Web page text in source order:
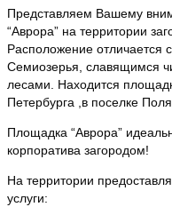
Представляем Вашему
“Аврора” на территории
Расположение отличается
Семиозерья, славящимся
лесами. Находится
Петербурга ,в поселке
Площадка “Аврора”
корпоратива загородом!
На территории
услуги: